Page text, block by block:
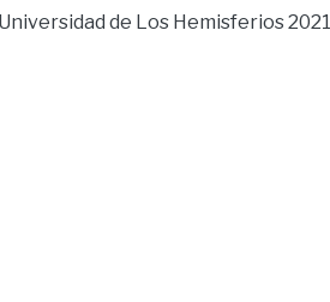
de Los Hemisferios 2021